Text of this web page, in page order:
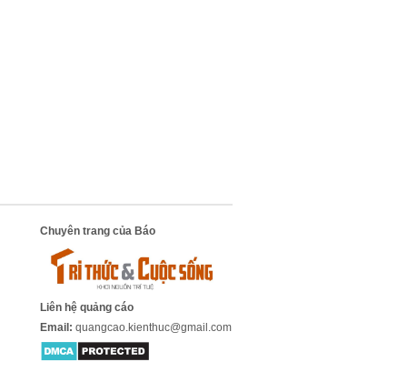
Chuyên trang của Báo
Liên hệ quảng cáo
Email: quangcao.kienthuc@gmail.com